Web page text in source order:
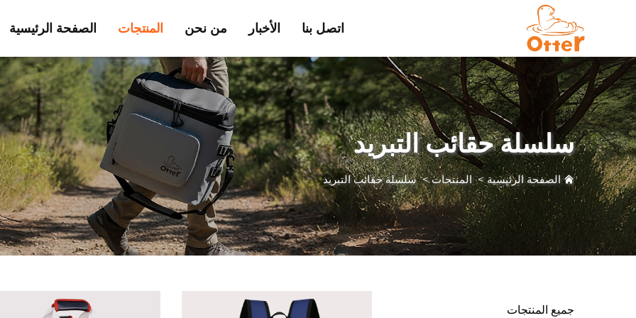
الصفحة الرئيسية المنتجات من نحن الأخبار اتصل بنا
سلسلة حقائب التبريد
الصفحة الرئيسية>المنتجات>سلسلة حقائب التبريد
جميع المنتجات